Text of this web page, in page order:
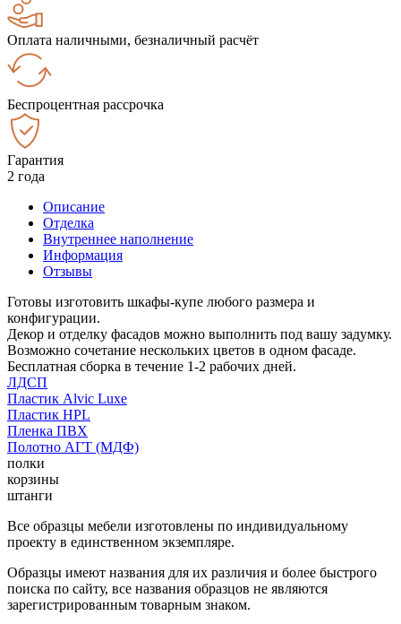
Оплата наличными, безналичный расчёт
Беспроцентная рассрочка
Гарантия
2 года
Описание
Отделка
Внутреннее наполнение
Информация
Отзывы
Готовы изготовить шкафы-купе любого размера и
конфигурации.
Декор и отделку фасадов можно выполнить под вашу задумку.
Возможно сочетание нескольких цветов в одном фасаде.
Бесплатная сборка в течение 1-2 рабочих дней.
ЛДСП
Пластик Alvic Luxe
Пластик HPL
Пленка ПВХ
Полотно АГТ (МДФ)
полки
корзины
штанги
Все образцы мебели изготовлены по индивидуальному
проекту в единственном экземпляре.
Образцы имеют названия для их различия и более быстрого
поиска по сайту, все названия образцов не являются
зарегистрированным товарным знаком.